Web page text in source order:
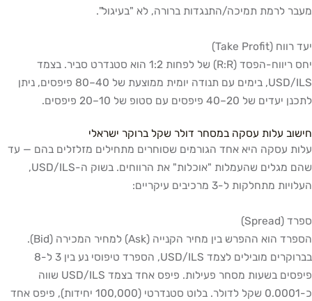
מעבר לרמת תמיכה/התנגדות ברורה, לא "בעיגול".
יעד רווח (Take Profit)
יחס ריווח-הפסד (R:R) של לפחות 1:2 הוא סטנדרט סביר. בצמד
USD/ILS, בימים עם תנודה יומית ממוצעת של 40–80 פיפסים, ניתן
לתכנן יעדים של 20–40 פיפסים עם סטופ של 10–20 פיפסים.
חישוב עלות עסקה במסחר דולר שקל ברוקר ישראלי
עלות עסקה היא אחד הגורמים שסוחרים מתחילים מזלזלים בהם — עד
שהם מגלים שהעמלות "אוכלות" את הרווחים. בשוק ה-USD/ILS,
העלויות מתחלקות ל-3 מרכיבים עיקריים:
ספרד (Spread)
הספרד הוא ההפרש בין מחיר הקנייה (Ask) למחיר המכירה (Bid).
בברוקרים מובילים לצמד USD/ILS, הספרד טיפוסי נע בין 3 ל-8
פיפסים בשעות מסחר פעילות. פיפס אחד בצמד USD/ILS שווה
כ-0.0001 שקל לדולר. בלוט סטנדרטי (100,000 יחידות), פיפס אחד